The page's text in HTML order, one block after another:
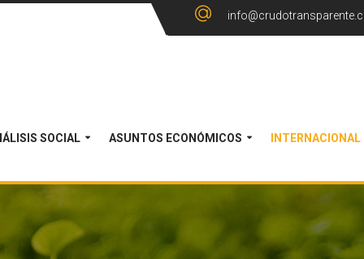
SOCIAL ASUNTOS ECONÓMICOS INTERNACIONAL